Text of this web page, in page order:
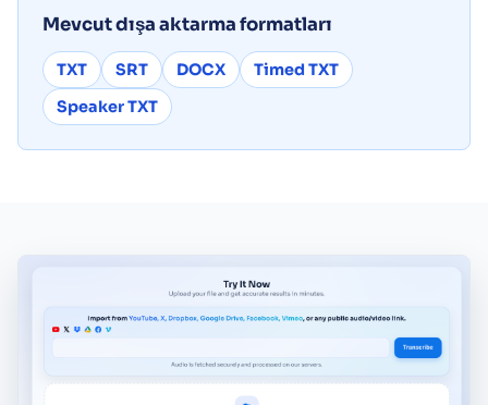
Mevcut dışa aktarma formatları
TXT SRT DOCX
Timed TXT
Speaker TXT